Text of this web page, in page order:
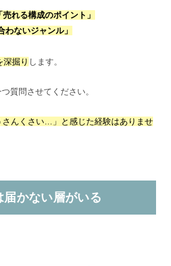
れる構成のポイント」
わないジャンル」
深掘り します。
質問させてください。
さんくさい…」と感じた経験はありませ
かない層がいる